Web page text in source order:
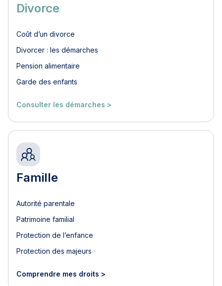
Divorce
Coût d’un divorce
Divorcer : les démarches
Pension alimentaire
Garde des enfants
Consulter les démarches >
Famille
Autorité parentale
Patrimoine familial
Protection de l’enfance
Protection des majeurs
Comprendre mes droits >